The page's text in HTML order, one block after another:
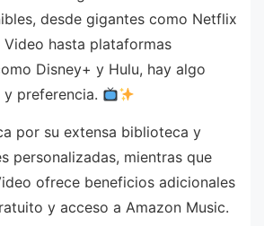
desde gigantes como Netflix
Video hasta plataformas
Disney+ y Hulu, hay algo
preferencia.
por su extensa biblioteca y
personalizadas, mientras que
ofrece beneficios adicionales
y acceso a Amazon Music.